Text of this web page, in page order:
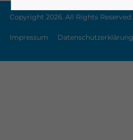
Copyright 2026. All Rights Reserved.
Impressum Datenschutzerklärung